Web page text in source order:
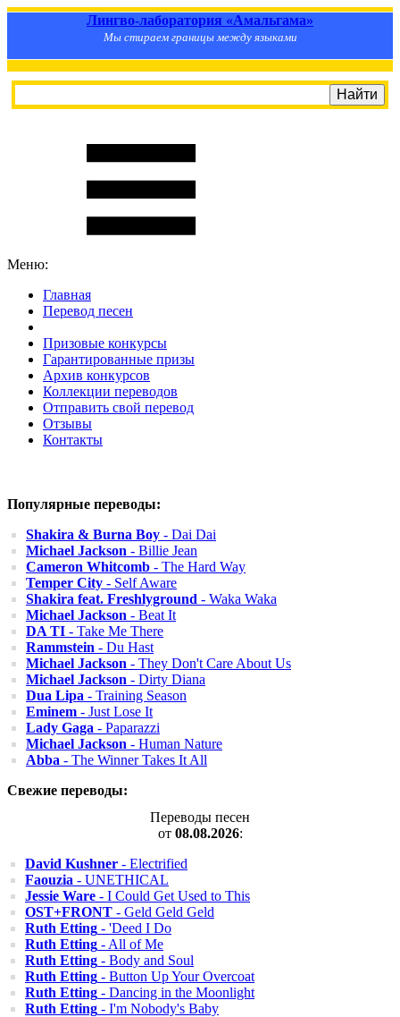
Лингво-лаборатория «Амальгама»
Мы стираем границы между языками
Меню:
Главная
Перевод песен
Призовые конкурсы
Гарантированные призы
Архив конкурсов
Коллекции переводов
Отправить свой перевод
Отзывы
Контакты
Популярные переводы:
Shakira & Burna Boy - Dai Dai
Michael Jackson - Billie Jean
Cameron Whitcomb - The Hard Way
Temper City - Self Aware
Shakira feat. Freshlyground - Waka Waka
Michael Jackson - Beat It
DA TI - Take Me There
Rammstein - Du Hast
Michael Jackson - They Don't Care About Us
Michael Jackson - Dirty Diana
Dua Lipa - Training Season
Eminem - Just Lose It
Lady Gaga - Paparazzi
Michael Jackson - Human Nature
Abba - The Winner Takes It All
Свежие переводы:
Переводы песен
от 08.08.2026:
David Kushner - Electrified
Faouzia - UNETHICAL
Jessie Ware - I Could Get Used to This
OST+FRONT - Geld Geld Geld
Ruth Etting - 'Deed I Do
Ruth Etting - All of Me
Ruth Etting - Body and Soul
Ruth Etting - Button Up Your Overcoat
Ruth Etting - Dancing in the Moonlight
Ruth Etting - I'm Nobody's Baby